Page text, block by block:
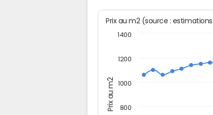
Prix au m2
Prix au m2 (source :
800
1000
1200
1400